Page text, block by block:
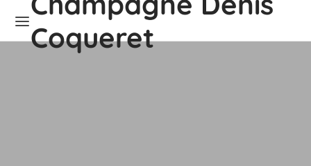
Coqueret